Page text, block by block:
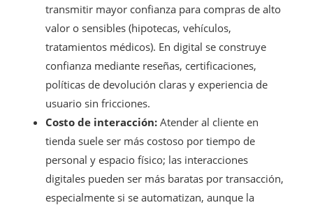
transmitir mayor confianza para compras de alto
valor o sensibles (hipotecas, vehículos,
tratamientos médicos). En digital se construye
confianza mediante reseñas, certificaciones,
políticas de devolución claras y experiencia de
usuario sin fricciones.
Costo de interacción: Atender al cliente en
tienda suele ser más costoso por tiempo de
personal y espacio físico; las interacciones
digitales pueden ser más baratas por transacción,
especialmente si se automatizan, aunque la